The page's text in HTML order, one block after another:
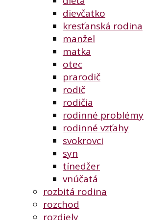
dievčatko
kresťanská rodina
manžel
matka
otec
prarodič
rodič
rodičia
rodinné problémy
rodinné vzťahy
svokrovci
syn
tínedžer
vnúčatá
rozbitá rodina
rozchod
rozdiely